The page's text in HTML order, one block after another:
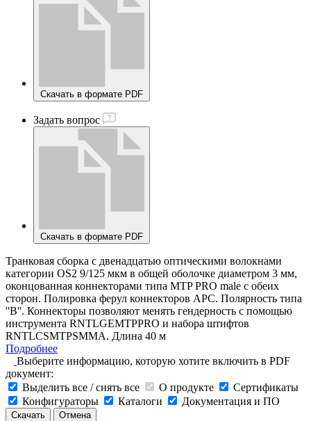
Скачать в формате PDF
Задать вопрос
Скачать в формате PDF
Транковая сборка с двенадцатью оптическими волокнами
категории OS2 9/125 мкм в общей оболочке диаметром 3 мм,
оконцованная коннекторами типа MTP PRO male с обеих
сторон. Полировка ферул коннекторов APC. Полярность типа
''В''. Коннекторы позволяют менять гендерность с помощью
инструмента RNTLGEMTPPRO и набора штифтов
RNTLCSMTPSMMA. Длина 40 м
Подробнее
Выберите информацию, которую хотите включить в PDF
документ:
Выделить все / снять все
О продукте
Сертификаты
Конфигураторы
Каталоги Документация и ПО
Скачать Отмена